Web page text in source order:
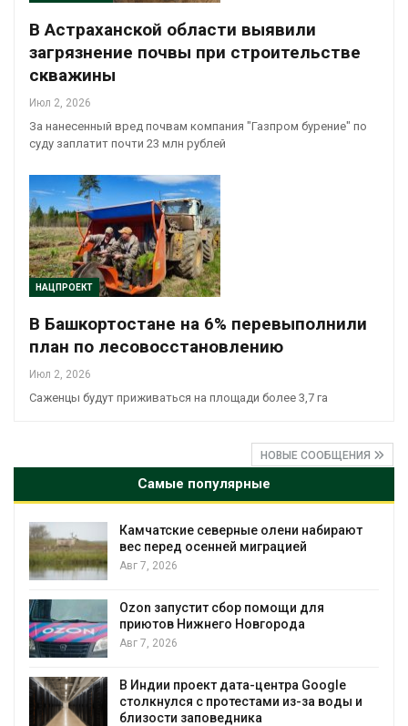
В Астраханской области выявили
загрязнение почвы при строительстве
скважины
Июл 2, 2026
За нанесенный вред почвам компания "Газпром бурение" по
суду заплатит почти 23 млн рублей
НАЦПРОЕКТ
В Башкортостане на 6% перевыполнили
план по лесовосстановлению
Июл 2, 2026
Саженцы будут приживаться на площади более 3,7 га
НОВЫЕ СООБЩЕНИЯ
Самые популярные
Камчатские северные олени набирают
вес перед осенней миграцией
Авг 7, 2026
Ozon запустит сбор помощи для
приютов Нижнего Новгорода
Авг 7, 2026
В Индии проект дата-центра Google
столкнулся с протестами из-за воды и
близости заповедника